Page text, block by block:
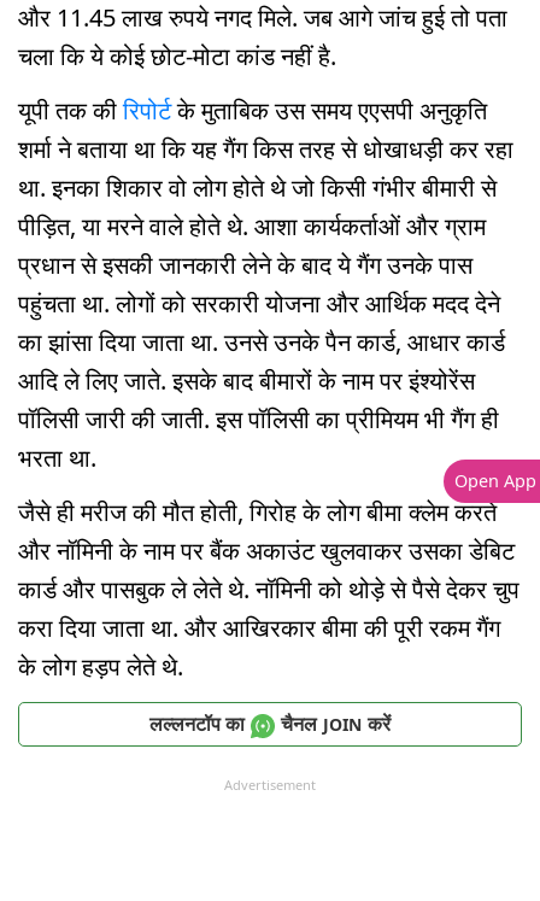
और 11.45 लाख रुपये नगद मिले. जब आगे जांच हुई तो पता
चला कि ये कोई छोट-मोटा कांड नहीं है.
यूपी तक कीरिपोर्टके मुताबिक उस समय एएसपी अनुकृति
शर्मा ने बताया था कि यह गैंग किस तरह से धोखाधड़ी कर रहा
था. इनका शिकार वो लोग होते थे जो किसी गंभीर बीमारी से
पीड़ित, या मरने वाले होते थे. आशा कार्यकर्ताओं और ग्राम
प्रधान से इसकी जानकारी लेने के बाद ये गैंग उनके पास
पहुंचता था. लोगों को सरकारी योजना और आर्थिक मदद देने
का झांसा दिया जाता था. उनसे उनके पैन कार्ड, आधार कार्ड
आदि ले लिए जाते. इसके बाद बीमारों के नाम पर इंश्योरेंस
पॉलिसी जारी की जाती. इस पॉलिसी का प्रीमियम भी गैंग ही
भरता था.
जैसे ही मरीज की मौत होती, गिरोह के लोग बीमा क्लेम करते
और नॉमिनी के नाम पर बैंक अकाउंट खुलवाकर उसका डेबिट
कार्ड और पासबुक ले लेते थे. नॉमिनी को थोड़े से पैसे देकर चुप
करा दिया जाता था. और आखिरकार बीमा की पूरी रकम गैंग
के लोग हड़प लेते थे.
लल्लनटॉप का चैनल JOIN करें
Advertisement
Open App